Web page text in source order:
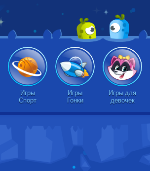
Игры
Спорт
Игры
Гонки
Игры для
девочек